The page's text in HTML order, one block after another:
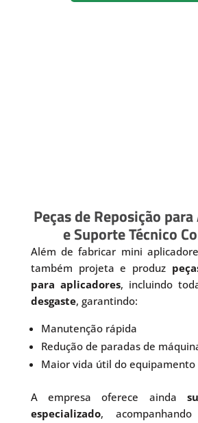
Peças de Reposição
e Suporte Técnico
Além de fabricar mini
também projeta e produz
para aplicadores, incluindo
desgaste, garantindo:
Manutenção rápida
Redução de paradas de
Maior vida útil do equipamento
A empresa oferece ainda
especializado,